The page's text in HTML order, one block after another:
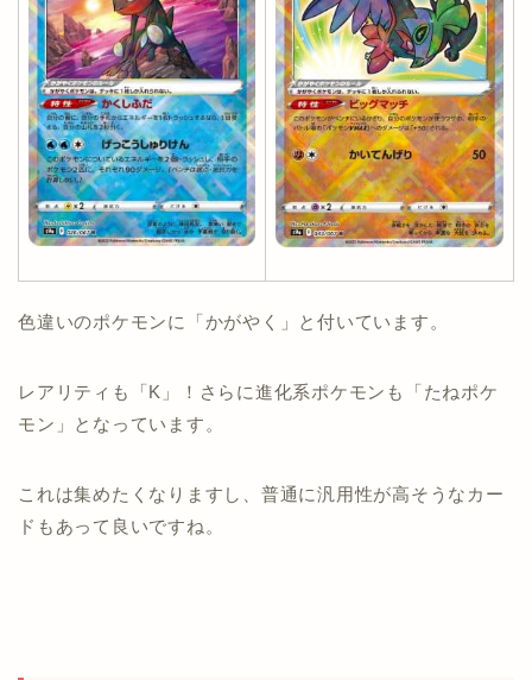
色違いのポケモンに「かがやく」と付いています。
レアリティも「K」！さらに進化系ポケモンも「たねポケ
モン」となっています。
これは集めたくなりますし、普通に汎用性が高そうなカー
ドもあって良いですね。